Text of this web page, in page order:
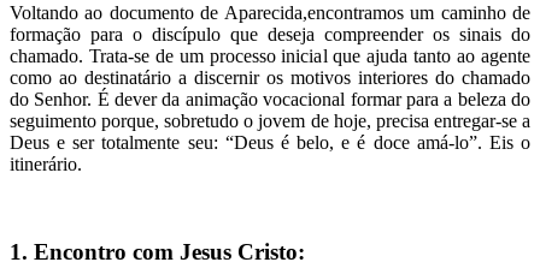
Voltando ao documento de Aparecida,encontramos um caminho de
formação para o discípulo que deseja compreender os sinais do
chamado. Trata-se de um processo inicial que ajuda tanto ao agente
como ao destinatário a discernir os motivos interiores do chamado
do Senhor. É dever da animação vocacional formar para a beleza do
seguimento porque, sobretudo o jovem de hoje, precisa entregar-se a
Deus e ser totalmente seu: “Deus é belo, e é doce amá-lo”. Eis o
itinerário.
1. Encontro com Jesus Cristo: